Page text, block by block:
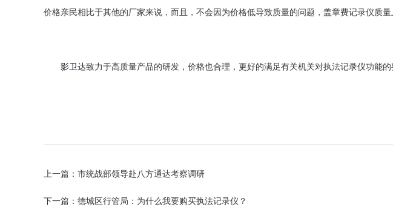
价格亲民相比于其他的厂家来说，而且，不会因为价格低导致质量的问题，盖章费记录仪质
影卫达致力于高质量产品的研发，价格也合理，更好的满足有关机关对执法记录仪功能
上一篇：市统战部领导赴八方通达考察调研
下一篇：德城区行管局：为什么我要购买执法记录仪？